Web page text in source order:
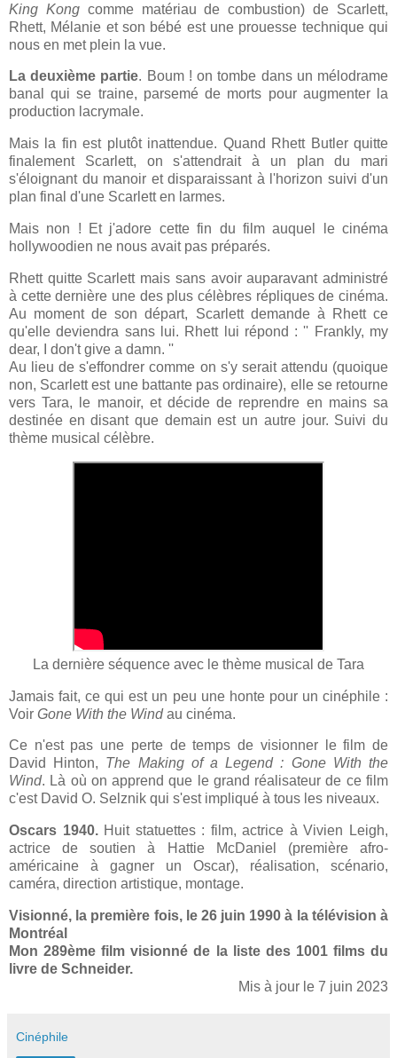
King Kong comme matériau de combustion) de Scarlett,
Rhett, Mélanie et son bébé est une prouesse technique qui
nous en met plein la vue.
La deuxième partie. Boum ! on tombe dans un mélodrame
banal qui se traine, parsemé de morts pour augmenter la
production lacrymale.
Mais la fin est plutôt inattendue. Quand Rhett Butler quitte
finalement Scarlett, on s'attendrait à un plan du mari
s'éloignant du manoir et disparaissant à l'horizon suivi d'un
plan final d'une Scarlett en larmes.
Mais non ! Et j'adore cette fin du film auquel le cinéma
hollywoodien ne nous avait pas préparés.
Rhett quitte Scarlett mais sans avoir auparavant administré
à cette dernière une des plus célèbres répliques de cinéma.
Au moment de son départ, Scarlett demande à Rhett ce
qu'elle deviendra sans lui. Rhett lui répond : '' Frankly, my
dear, I don't give a damn. ''
Au lieu de s'effondrer comme on s'y serait attendu (quoique
non, Scarlett est une battante pas ordinaire), elle se retourne
vers Tara, le manoir, et décide de reprendre en mains sa
destinée en disant que demain est un autre jour. Suivi du
thème musical célèbre.
La dernière séquence avec le thème musical de Tara
Jamais fait, ce qui est un peu une honte pour un cinéphile :
Voir Gone With the Windau cinéma.
Ce n'est pas une perte de temps de visionner le film de
David Hinton, The Making of a Legend : Gone With the
Wind. Là où on apprend que le grand réalisateur de ce film
c'est David O. Selznik qui s'est impliqué à tous les niveaux.
Oscars 1940.Huit statuettes : film, actrice à Vivien Leigh,
actrice de soutien à Hattie McDaniel (première afro-
américaine à gagner un Oscar), réalisation, scénario,
caméra, direction artistique, montage.
Visionné, la première fois, le 26 juin 1990 à la télévision à
Montréal
Mon 289ème film visionné de la liste des 1001 films du
livre de Schneider.
Mis à jour le 7 juin 2023
Cinéphile